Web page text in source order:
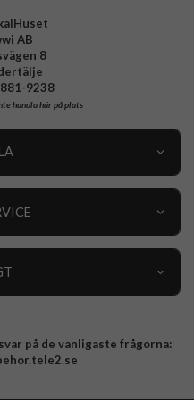
AB
8
9238
handla här på plats
på de vanligaste frågorna: